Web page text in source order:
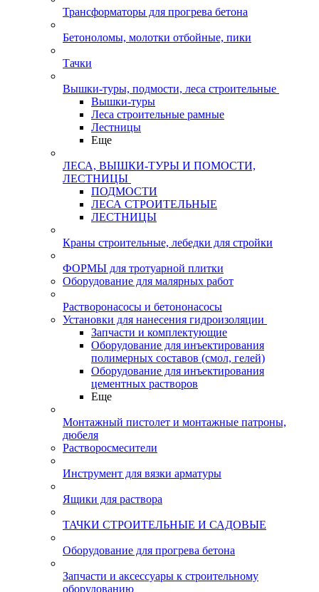
Трансформаторы для прогрева бетона
Бетоноломы, молотки отбойные, пики
Тачки
Вышки-туры, подмости, леса строительные
Вышки-туры
Леса строительные рамные
Лестницы
Еще
ЛЕСА, ВЫШКИ-ТУРЫ И ПОМОСТИ,
ЛЕСТНИЦЫ
ПОДМОСТИ
ЛЕСА СТРОИТЕЛЬНЫЕ
ЛЕСТНИЦЫ
Краны строительные, лебедки для стройки
ФОРМЫ для тротуарной плитки
Оборудование для малярных работ
Растворонасосы и бетононасосы
Установки для нанесения гидроизоляции
Запчасти и комплектующие
Оборудование для инъектирования
полимерных составов (смол, гелей)
Оборудование для инъектирования
цементных растворов
Еще
Монтажный пистолет и монтажные патроны,
дюбеля
Растворосмесители
Инструмент для вязки арматуры
Ящики для раствора
ТАЧКИ СТРОИТЕЛЬНЫЕ И САДОВЫЕ
Оборудование для прогрева бетона
Запчасти и аксессуары к строительному
оборудованию